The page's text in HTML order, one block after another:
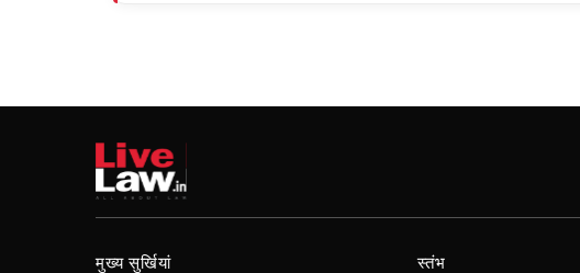
मुख्य सुर्खियां स्तंभ